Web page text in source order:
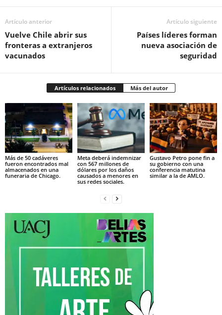
Artículo anterior
Vuelve Chile abrir sus
fronteras a extranjeros
vacunados
Artículo siguiente
Países líderes forman
nueva asociación de
seguridad
Artículos relacionados Más del autor
Más de 50 cadáveres
fueron encontrados mal
almacenados en una
funeraria de Chicago.
Meta deberá indemnizar
con 567 millones de
dólares por los daños
causados a menores en
sus redes sociales.
Gustavo Petro pone fin a
su gobierno con una
conferencia matutina
similar a la de AMLO.